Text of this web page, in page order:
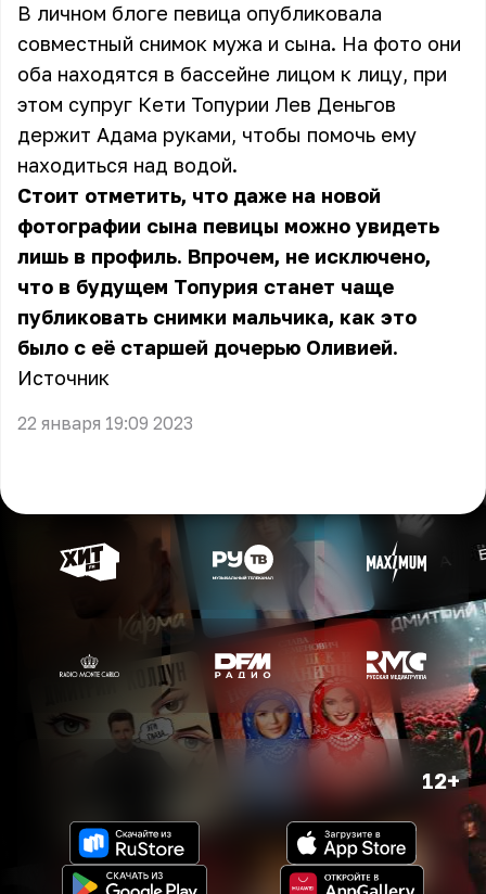
В личном блоге певица опубликовала
совместный снимок мужа и сына. На фото они
оба находятся в бассейне лицом к лицу, при
этом супруг Кети Топурии Лев Деньгов
держит Адама руками, чтобы помочь ему
находиться над водой.
Стоит отметить, что даже на новой
фотографии сына певицы можно увидеть
лишь в профиль. Впрочем, не исключено,
что в будущем Топурия станет чаще
публиковать снимки мальчика, как это
было с её старшей дочерью Оливией.
Источник
22 января 19:09 2023
12+